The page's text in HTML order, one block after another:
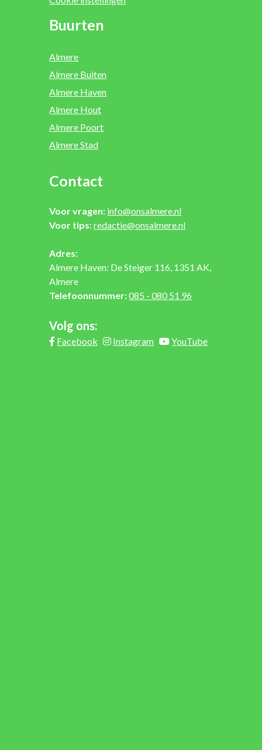
Buurten
Almere
Almere Buiten
Almere Haven
Almere Hout
Almere Poort
Almere Stad
Contact
Voor vragen: info@onsalmere.nl
Voor tips:redactie@onsalmere.nl
Adres:
Almere Haven: De Steiger 116, 1351 AK,
Almere
Telefoonnummer:085 - 080 51 96
Volg ons:
Facebook Instagram YouTube